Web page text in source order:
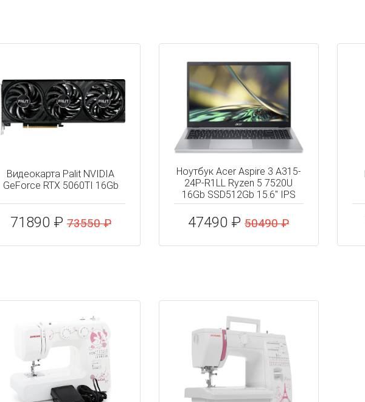
Видеокарта Palit NVIDIA
GeForce RTX 5060TI 16Gb
71890 ₽73550 ₽
Ноутбук Acer Aspire 3 A315-
24P-R1LL Ryzen 5 7520U
16Gb SSD512Gb 15.6" IPS
47490 ₽50490 ₽